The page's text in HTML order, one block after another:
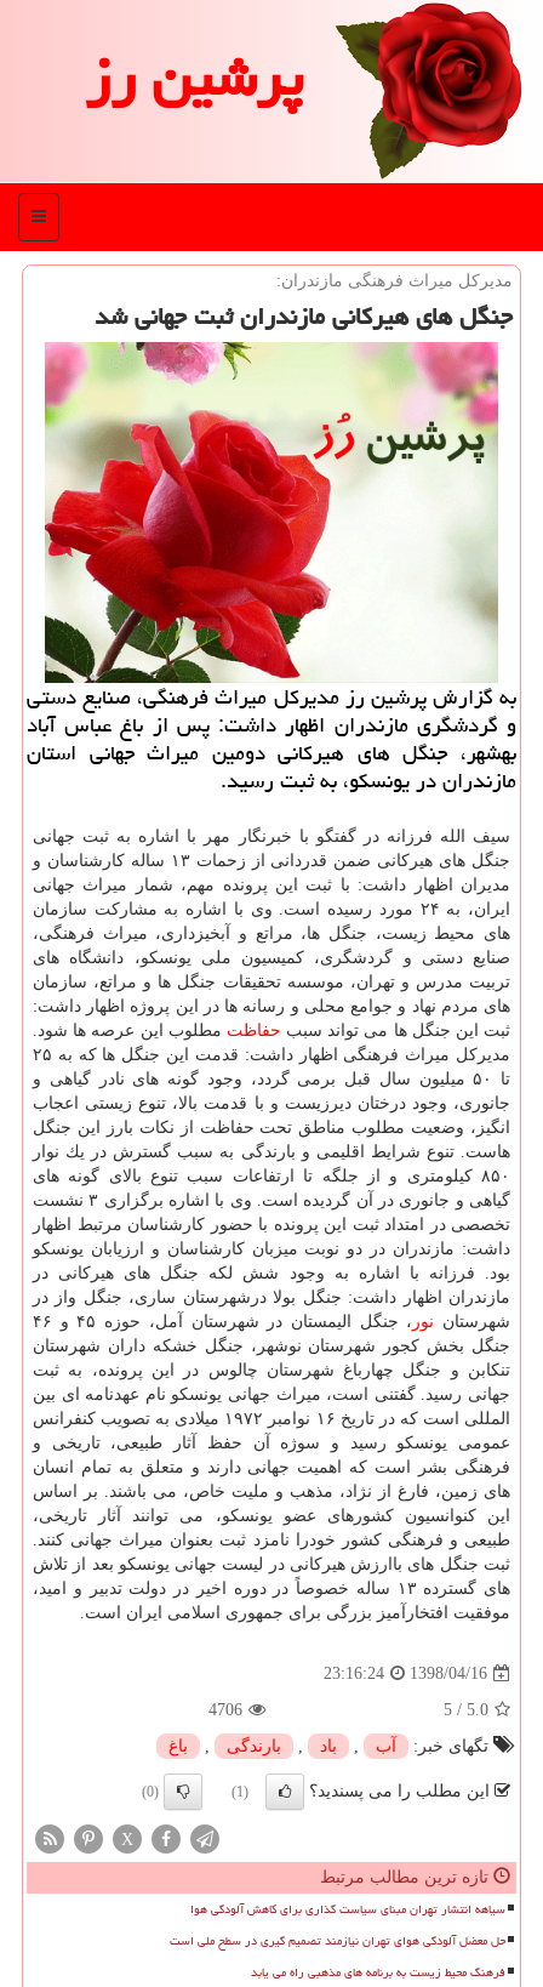
پرشین رز
منو
مدیركل میراث فرهنگی مازندران:
جنگل های هیركانی مازندران ثبت جهانی شد
به گزارش پرشین رز مدیركل میراث فرهنگی، صنایع دستی
و گردشگری مازندران اظهار داشت: پس از باغ عباس آباد
بهشهر، جنگل های هیركانی دومین میراث جهانی استان
مازندران در یونسكو، به ثبت رسید.
سیف الله فرزانه در گفتگو با خبرنگار مهر با اشاره به ثبت جهانی
جنگل های هیركانی ضمن قدردانی از زحمات ۱۳ ساله كارشناسان و
مدیران اظهار داشت: با ثبت این پرونده مهم، شمار میراث جهانی
ایران، به ۲۴ مورد رسیده است. وی با اشاره به مشاركت سازمان
های محیط زیست، جنگل ها، مراتع و آبخیزداری، میراث فرهنگی،
صنایع دستی و گردشگری، كمیسیون ملی یونسكو، دانشگاه های
تربیت مدرس و تهران، موسسه تحقیقات جنگل ها و مراتع، سازمان
های مردم نهاد و جوامع محلی و رسانه ها در این پروژه اظهار داشت:
ثبت این جنگل ها می تواند سبب حفاظت مطلوب این عرصه ها شود.
مدیركل میراث فرهنگی اظهار داشت: قدمت این جنگل ها كه به ۲۵
تا ۵۰ میلیون سال قبل برمی گردد، وجود گونه های نادر گیاهی و
جانوری، وجود درختان دیرزیست و با قدمت بالا، تنوع زیستی اعجاب
انگیز، وضعیت مطلوب مناطق تحت حفاظت از نكات بارز این جنگل
هاست. تنوع شرایط اقلیمی و بارندگی به سبب گسترش در یك نوار
۸۵۰ كیلومتری و از جلگه تا ارتفاعات سبب تنوع بالای گونه های
گیاهی و جانوری در آن گردیده است. وی با اشاره برگزاری ۳ نشست
تخصصی در امتداد ثبت این پرونده با حضور كارشناسان مرتبط اظهار
داشت: مازندران در دو نوبت میزبان كارشناسان و ارزیابان یونسكو
بود. فرزانه با اشاره به وجود شش لكه جنگل های هیركانی در
مازندران اظهار داشت: جنگل بولا درشهرستان ساری، جنگل واز در
شهرستان نور
، جنگل الیمستان در شهرستان آمل، حوزه ۴۵ و ۴۶
جنگل بخش كجور شهرستان نوشهر، جنگل خشكه داران شهرستان
تنكابن و جنگل چهارباغ شهرستان چالوس در این پرونده، به ثبت
جهانی رسید. گفتنی است، میراث جهانی یونسكو نام عهدنامه ای بین
المللی است كه در تاریخ ۱۶ نوامبر ۱۹۷۲ میلادی به تصویب كنفرانس
عمومی یونسكو رسید و سوژه آن حفظ آثار طبیعی، تاریخی و
فرهنگی بشر است كه اهمیت جهانی دارند و متعلق به تمام انسان
های زمین، فارغ از نژاد، مذهب و ملیت خاص، می باشند. بر اساس
این كنوانسیون كشورهای عضو یونسكو، می توانند آثار تاریخی،
طبیعی و فرهنگی كشور خودرا نامزد ثبت بعنوان میراث جهانی كنند.
ثبت جنگل های باارزش هیركانی در لیست جهانی یونسكو بعد از تلاش
های گسترده ۱۳ ساله خصوصاً در دوره اخیر در دولت تدبیر و امید،
موفقیت افتخارآمیز بزرگی برای جمهوری اسلامی ایران است.
1398/04/16
23:16:24
5.0
/
5
4706
تگهای خبر:
آب , باد , بارندگی , باغ
این مطلب را می پسندید؟ (1)
(0)
X
تازه ترین مطالب مرتبط
سیاهه انتشار تهران مبنای سیاست گذاری برای کاهش آلودگی هوا
حل معضل آلودگی هوای تهران نیازمند تصمیم گیری در سطح ملی است
فرهنگ محیط زیست به برنامه های مذهبی راه می یابد